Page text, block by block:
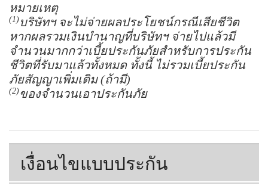
หมายเหตุ
(1)บริษัทฯ จะไม่จ่ายผลประโยชน์กรณีเสียชีวิต
หากผลรวมเงินบำนาญที่บริษัทฯ จ่ายไปแล้วมี
จำนวนมากกว่าเบี้ยประกันภัยสำหรับการประกัน
ชีวิตที่รับมาแล้วทั้งหมด ทั้งนี้ ไม่รวมเบี้ยประกัน
ภัยสัญญาเพิ่มเติม (ถ้ามี)
(2)ของจำนวนเอาประกันภัย
เงื่อนไขแบบประกัน